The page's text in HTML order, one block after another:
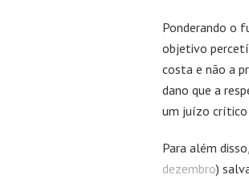
Ponderando o
objetivo
costa e não a
dano que a
um juízo crítico
Para além
dezembro)